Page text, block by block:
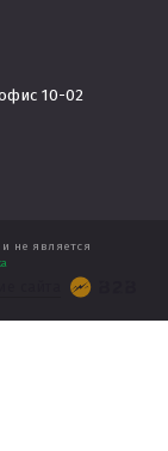
10-02
не является